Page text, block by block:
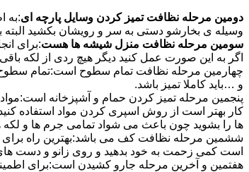
دومین مرحله نظافت تمیز کردن وسایل پارچه ای:به
وسیله ی بخارشو دستی به سر و رویشان بکشید البته
سومین مرحله نظافت منزل شیشه ها هست:برای
اگر به این صورت عمل کنید دیگر هیچ ردی از لکه
چهارمین مرحله نظافت تمام سطوح است:تمام سطوح
و …باید کاملا تمیز باشد.
پنجمین مرحله تمیز کردن حمام و آشپزخانه
کار بهتر است از روش اسپری کردن مواد استفاده
ها را بشوید چون باعث می شواد تمامی جرم ها و
ششمین مرحله نظافت کف می باشد:بهترین راه
است کمی زحمت به خود بدهید و روی زانو و دست
هفتمین و آخرین مرحله جارو کشیدن است:برای